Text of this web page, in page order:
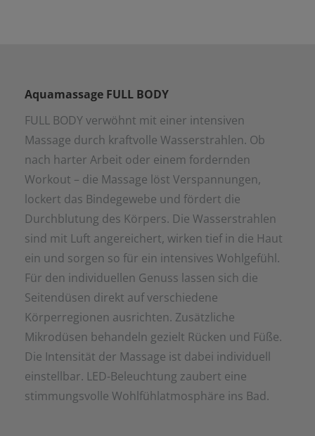
Aquamassage FULL BODY
FULL BODY verwöhnt mit einer intensiven
Massage durch kraftvolle Wasserstrahlen. Ob
nach harter Arbeit oder einem fordernden
Workout – die Massage löst Verspannungen,
lockert das Bindegewebe und fördert die
Durchblutung des Körpers. Die Wasserstrahlen
sind mit Luft angereichert, wirken tief in die Haut
ein und sorgen so für ein intensives Wohlgefühl.
Für den individuellen Genuss lassen sich die
Seitendüsen direkt auf verschiedene
Körperregionen ausrichten. Zusätzliche
Mikrodüsen behandeln gezielt Rücken und Füße.
Die Intensität der Massage ist dabei individuell
einstellbar. LED-Beleuchtung zaubert eine
stimmungsvolle Wohlfühlatmosphäre ins Bad.